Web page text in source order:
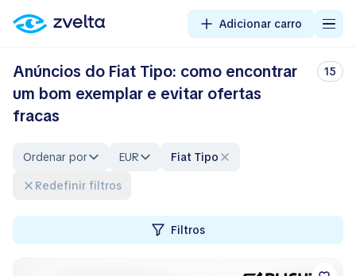
Adicionar carro
Anúncios do Fiat Tipo: como encontrar
um bom exemplar e evitar ofertas
fracas
15
Ordenar por EUR
Fiat Tipo
Redefinir filtros
Filtros